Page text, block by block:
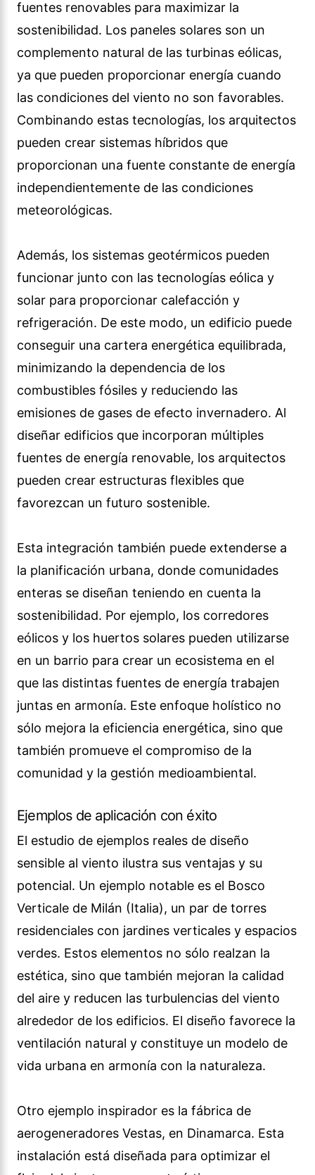
fuentes renovables para maximizar la
sostenibilidad. Los paneles solares son un
complemento natural de las turbinas eólicas,
ya que pueden proporcionar energía cuando
las condiciones del viento no son favorables.
Combinando estas tecnologías, los arquitectos
pueden crear sistemas híbridos que
proporcionan una fuente constante de energía
independientemente de las condiciones
meteorológicas.
Además, los sistemas geotérmicos pueden
funcionar junto con las tecnologías eólica y
solar para proporcionar calefacción y
refrigeración. De este modo, un edificio puede
conseguir una cartera energética equilibrada,
minimizando la dependencia de los
combustibles fósiles y reduciendo las
emisiones de gases de efecto invernadero. Al
diseñar edificios que incorporan múltiples
fuentes de energía renovable, los arquitectos
pueden crear estructuras flexibles que
favorezcan un futuro sostenible.
Esta integración también puede extenderse a
la planificación urbana, donde comunidades
enteras se diseñan teniendo en cuenta la
sostenibilidad. Por ejemplo, los corredores
eólicos y los huertos solares pueden utilizarse
en un barrio para crear un ecosistema en el
que las distintas fuentes de energía trabajen
juntas en armonía. Este enfoque holístico no
sólo mejora la eficiencia energética, sino que
también promueve el compromiso de la
comunidad y la gestión medioambiental.
Ejemplos de aplicación con éxito
El estudio de ejemplos reales de diseño
sensible al viento ilustra sus ventajas y su
potencial. Un ejemplo notable es el Bosco
Verticale de Milán (Italia), un par de torres
residenciales con jardines verticales y espacios
verdes. Estos elementos no sólo realzan la
estética, sino que también mejoran la calidad
del aire y reducen las turbulencias del viento
alrededor de los edificios. El diseño favorece la
ventilación natural y constituye un modelo de
vida urbana en armonía con la naturaleza.
Otro ejemplo inspirador es la fábrica de
aerogeneradores Vestas, en Dinamarca. Esta
instalación está diseñada para optimizar el